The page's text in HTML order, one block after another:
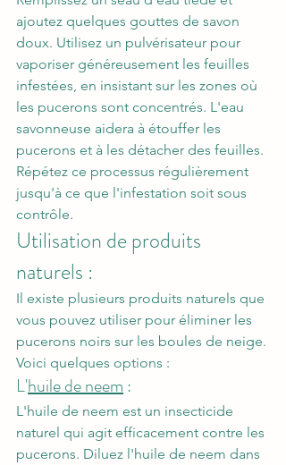
ajoutez quelques gouttes de savon
doux. Utilisez un pulvérisateur pour
vaporiser généreusement les feuilles
infestées, en insistant sur les zones où
les pucerons sont concentrés. L'eau
savonneuse aidera à étouffer les
pucerons et à les détacher des feuilles.
Répétez ce processus régulièrement
jusqu'à ce que l'infestation soit sous
contrôle.
Utilisation de produits
naturels :
Il existe plusieurs produits naturels que
vous pouvez utiliser pour éliminer les
pucerons noirs sur les boules de neige.
Voici quelques options :
L'huile de neem :
L'huile de neem est un insecticide
naturel qui agit efficacement contre les
pucerons. Diluez l'huile de neem dans